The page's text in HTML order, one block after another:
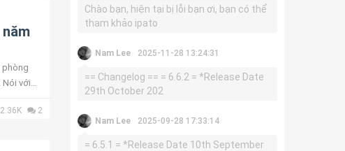
phòng
Nói với
2.36K 2
Chào bạn, hiện tại bị lỗi bạn ơi, bạn có thể
tham khảo ipato
Nam Lee 2025-11-28 13:24:31
== Changelog == = 6.6.2 = *Release Date
29th October 202
Nam Lee 2025-09-28 17:33:14
= 6.5.1 = *Release Date 10th September